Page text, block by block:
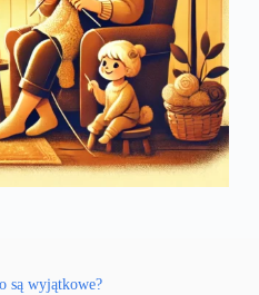
są wyjątkowe?